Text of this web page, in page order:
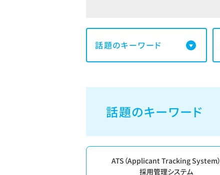
話題のキーワード
話題のキーワード
ATS（Applicant Tracking System）
採用管理システム